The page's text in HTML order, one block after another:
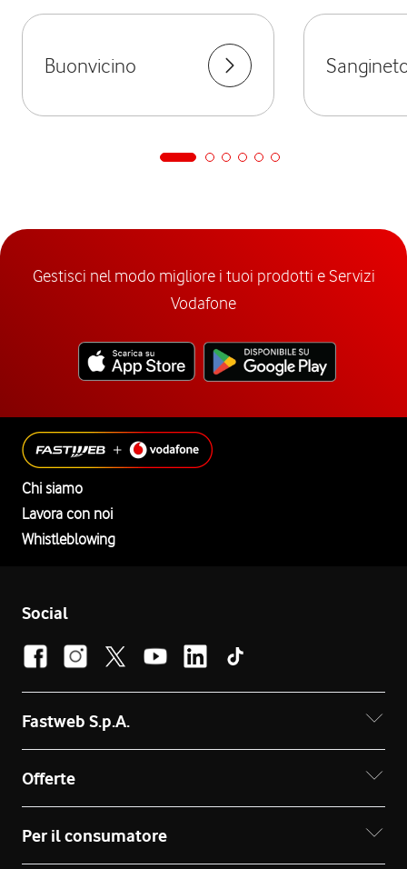
Buonvicino
Gestisci nel modo migliore i tuoi prodotti e Servizi
Vodafone
Chi siamo
Lavora con noi
Whistleblowing
Social
Fastweb S.p.A.
Offerte
Per il consumatore